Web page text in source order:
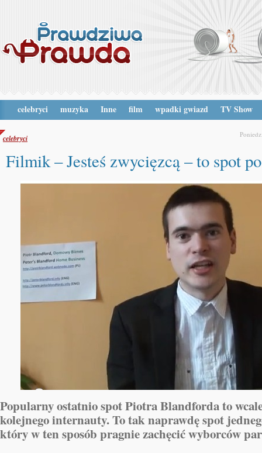
celebryci muzyka Inne film wpadki gwiazd TV Show
celebryci
Filmik – Jesteś zwycięzcą – to spot
Popularny ostatnio spot Piotra Blandforda to
kolejnego internauty. To tak naprawdę spot
który w ten sposób pragnie zachęcić wyborców